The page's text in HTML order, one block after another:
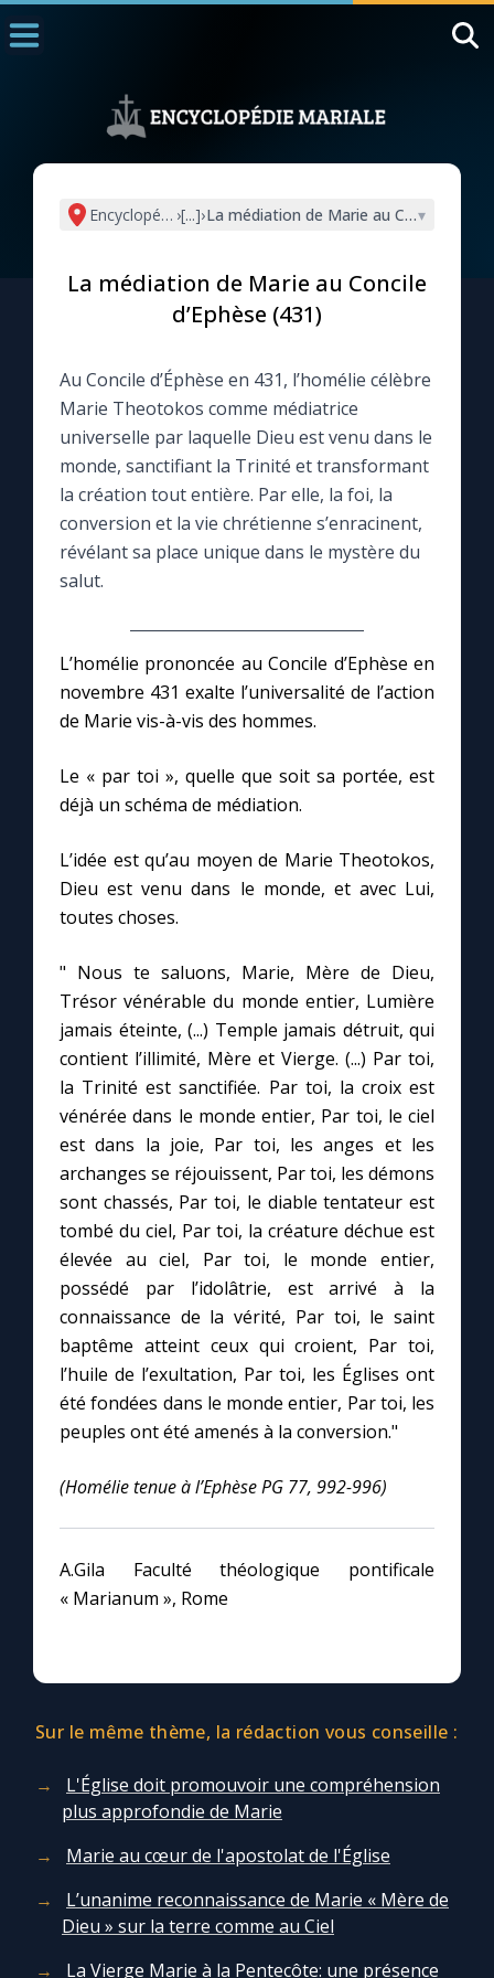
L'actualité de la semaine
La newsletter
La vidéo de la semaine
Le compte Tiktok
Le site internet
Prier au quotidien
Avec Thérèse de Lisieux
L'Évangile chaque jour
Les premiers samedis du mois
Marie qui défait les nœuds
Me consacrer à Jésus par Marie
Mes intentions de prière
Une Minute avec Marie
Une neuvaine
À la une
1000 Raisons de Croire
Chapelet pour le monde
Marie de Nazareth
Encyclopédie mariale
›[...]›La médiation de Marie au Concile
▾
La médiation de Marie au Concile
d’Ephèse (431)
Au Concile d’Éphèse en 431, l’homélie célèbre
Marie Theotokos comme médiatrice
universelle par laquelle Dieu est venu dans le
monde, sanctifiant la Trinité et transformant
la création tout entière. Par elle, la foi, la
conversion et la vie chrétienne s’enracinent,
révélant sa place unique dans le mystère du
salut.
L’homélie prononcée au Concile d’Ephèse en
novembre 431 exalte l’universalité de l’action
de Marie vis-à-vis des hommes.
Le « par toi », quelle que soit sa portée, est
déjà un schéma de médiation.
L’idée est qu’au moyen de Marie Theotokos,
Dieu est venu dans le monde, et avec Lui,
toutes choses.
" Nous te saluons, Marie, Mère de Dieu,
Trésor vénérable du monde entier, Lumière
jamais éteinte, (...) Temple jamais détruit, qui
contient l’illimité, Mère et Vierge. (...) Par toi,
la Trinité est sanctifiée. Par toi, la croix est
vénérée dans le monde entier, Par toi, le ciel
est dans la joie, Par toi, les anges et les
archanges se réjouissent, Par toi, les démons
sont chassés, Par toi, le diable tentateur est
tombé du ciel, Par toi, la créature déchue est
élevée au ciel, Par toi, le monde entier,
possédé par l’idolâtrie, est arrivé à la
connaissance de la vérité, Par toi, le saint
baptême atteint ceux qui croient, Par toi,
l’huile de l’exultation, Par toi, les Églises ont
été fondées dans le monde entier, Par toi, les
peuples ont été amenés à la conversion."
(Homélie tenue à l’Ephèse PG 77, 992-996)
A.Gila Faculté théologique pontificale
« Marianum », Rome
Sur le même thème, la rédaction vous conseille :
L'Église doit promouvoir une compréhension
plus approfondie de Marie
Marie au cœur de l'apostolat de l'Église
L’unanime reconnaissance de Marie « Mère de
Dieu » sur la terre comme au Ciel
La Vierge Marie à la Pentecôte: une présence